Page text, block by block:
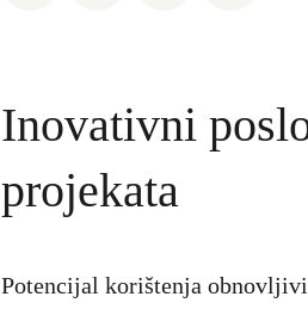
Inovativni
projekata
Potencijal korištenja